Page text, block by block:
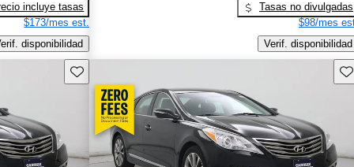
incluye tasas
$173/mes est.
disponibilidad
Tasas no divulgadas
$98/mes
Verif. disponibilidad
Guarda este Aviso